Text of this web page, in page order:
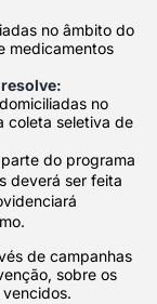
no âmbito do
medicamentos
no
coleta seletiva de
do programa
deverá ser feita
de campanhas
sobre os